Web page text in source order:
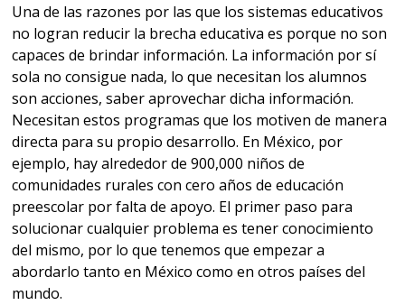
Una de las razones por las que los sistemas educativos
no logran reducir la brecha educativa es porque no son
capaces de brindar información. La información por sí
sola no consigue nada, lo que necesitan los alumnos
son acciones, saber aprovechar dicha información.
Necesitan estos programas que los motiven de manera
directa para su propio desarrollo. En México, por
ejemplo, hay alrededor de 900,000 niños de
comunidades rurales con cero años de educación
preescolar por falta de apoyo. El primer paso para
solucionar cualquier problema es tener conocimiento
del mismo, por lo que tenemos que empezar a
abordarlo tanto en México como en otros países del
mundo.